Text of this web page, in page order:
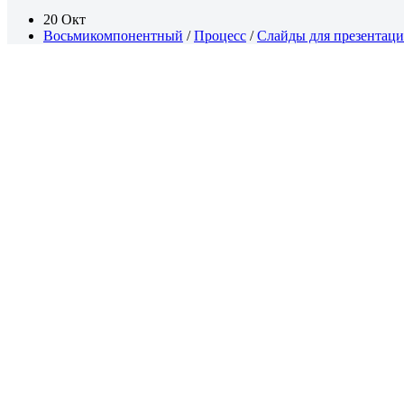
20 Окт
Восьмикомпонентный /Процесс /Слайды для